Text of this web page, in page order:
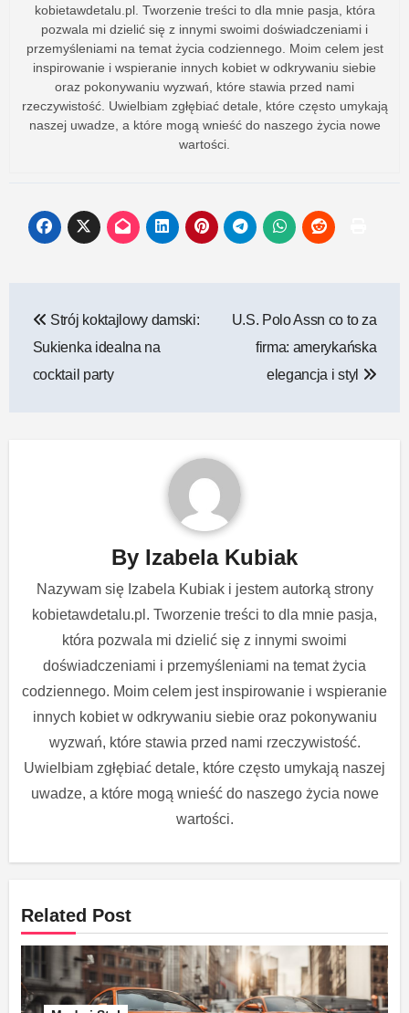
kobietawdetalu.pl. Tworzenie treści to dla mnie pasja, która
pozwala mi dzielić się z innymi swoimi doświadczeniami i
przemyśleniami na temat życia codziennego. Moim celem jest
inspirowanie i wspieranie innych kobiet w odkrywaniu siebie
oraz pokonywaniu wyzwań, które stawia przed nami
rzeczywistość. Uwielbiam zgłębiać detale, które często umykają
naszej uwadze, a które mogą wnieść do naszego życia nowe
wartości.
wpisu
Strój koktajlowy damski:
Sukienka idealna na
cocktail party
U.S. Polo Assn co to za
firma: amerykańska
elegancja i styl
By Izabela Kubiak
Nazywam się Izabela Kubiak i jestem autorką strony
kobietawdetalu.pl. Tworzenie treści to dla mnie pasja,
która pozwala mi dzielić się z innymi swoimi
doświadczeniami i przemyśleniami na temat życia
codziennego. Moim celem jest inspirowanie i wspieranie
innych kobiet w odkrywaniu siebie oraz pokonywaniu
wyzwań, które stawia przed nami rzeczywistość.
Uwielbiam zgłębiać detale, które często umykają naszej
uwadze, a które mogą wnieść do naszego życia nowe
wartości.
Related Post